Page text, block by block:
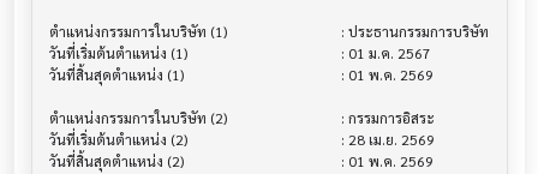
ตำแหน่งกรรมการในบริษัท (1)              			 : ประธานกรรมการบริษัท
วันที่เริ่มต้นตำแหน่ง (1)                   			 : 01 ม.ค. 2567
วันที่สิ้นสุดตำแหน่ง (1)                    			 : 01 พ.ค. 2569
ตำแหน่งกรรมการในบริษัท (2)              			 : กรรมการอิสระ
วันที่เริ่มต้นตำแหน่ง (2)                   			 : 28 เม.ย. 2569
วันที่สิ้นสุดตำแหน่ง (2)                    			 : 01 พ.ค. 2569